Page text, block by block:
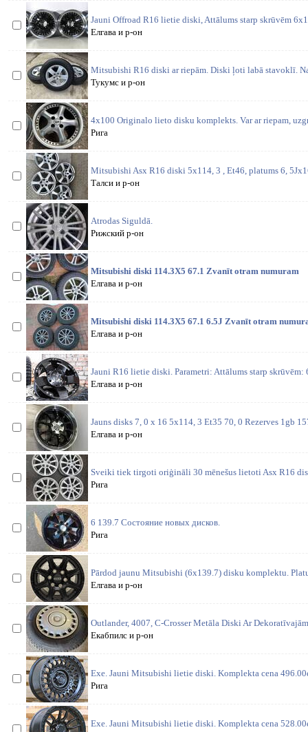
Jauni Offroad R16 lietie diski, Attālums starp skrūvēm
Елгава и р-он
Mitsubishi R16 diski ar riepām. Diski ļoti labā stavoklī.
Тукумс и р-он
4x100 Originalo lieto disku komplekts. Var ar riepam,
Рига
Mitsubishi Asx R16 diski 5x114, 3 , Et46, platums 6,
Талси и р-он
Atrodas Siguldā.
Рижский р-он
Mitsubishi diski 114.3X5 67.1 Zvanīt otram numuram
Елгава и р-он
Mitsubishi diski 114.3X5 67.1 6.5J Zvanīt otram
Елгава и р-он
Jauni R16 lietie diski. Parametri: Attālums starp
Елгава и р-он
Jauns disks 7, 0 x 16 5x114, 3 Et35 70, 0 Rezerves 1gb
Елгава и р-он
Sveiki tiek tirgoti oriģināli 30 mēnešus lietoti Asx R16
Рига
6 139.7 Состояние новых дисков.
Рига
Pārdod jaunu Mitsubishi (6x139.7) disku komplektu.
Елгава и р-он
Outlander, 4007, C-Crosser Metāla Diski Ar
Екабпилс и р-он
Exe. Jauni Mitsubishi lietie diski. Komplekta cena
Рига
Exe. Jauni Mitsubishi lietie diski. Komplekta cena